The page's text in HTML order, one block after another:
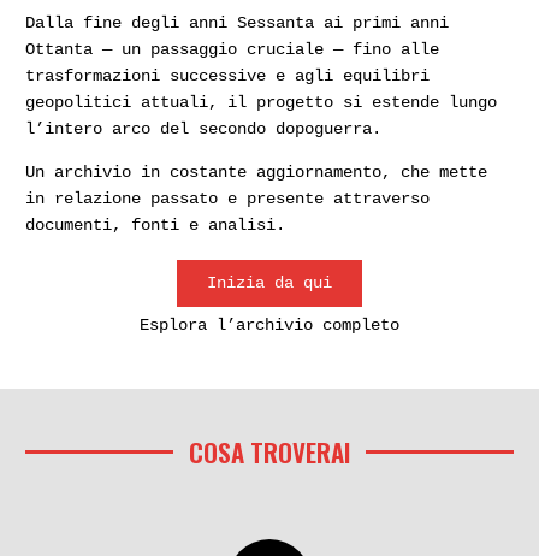
Dalla fine degli anni Sessanta ai primi anni
Ottanta — un passaggio cruciale — fino alle
trasformazioni successive e agli equilibri
geopolitici attuali, il progetto si estende lungo
l’intero arco del secondo dopoguerra.
Un archivio in costante aggiornamento, che mette
in relazione passato e presente attraverso
documenti, fonti e analisi.
Inizia da qui
Esplora l’archivio completo
COSA TROVERAI